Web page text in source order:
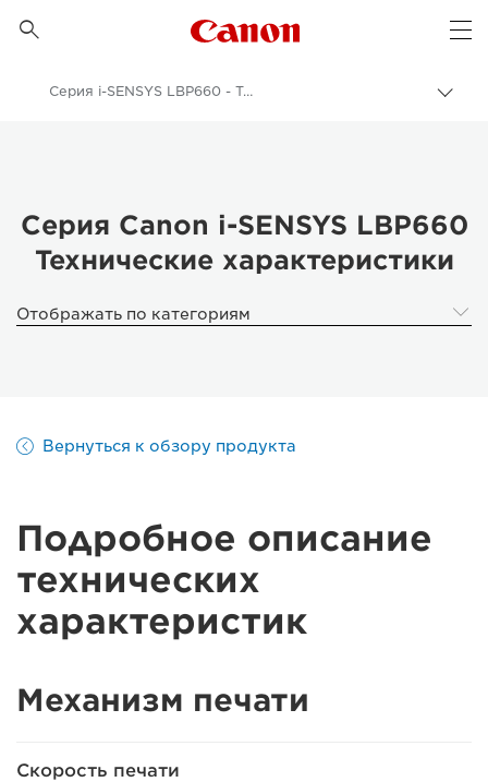

Canon Logo, back to
Продукты и решения для бизнеса
Принтеры и факсимильные аппараты для бизнеса
Серия i-SENSYS LBP660 - Технические характеристики
Серия Canon i-SENSYS LBP660
Технические характеристики
Отображать по категориям
Вернуться к обзору продукта
Подробное описание
технических
характеристик
Механизм печати
Скорость печати